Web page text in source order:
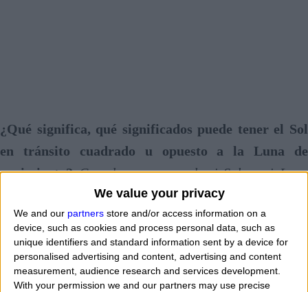
We value your privacy
We and our partners store and/or access information on a
device, such as cookies and process personal data, such as
unique identifiers and standard information sent by a device for
personalised advertising and content, advertising and content
measurement, audience research and services development.
With your permission we and our partners may use precise
¿Qué significa, qué significados puede tener el Sol
en tránsito cuadrado u opuesto a la Luna de
nacimiento? Cuando me opuse el mi Sol a mi Luna
natal lo enfrento?Eso significa que tiene el Sol en mal
aspecto a mi Luna natal? Vamos a entender qué
mecanismos pueden ponerse en marcha con un aspecto
de género que aún pertenece a aquellos aspectos
realmente muy ligero y no ir más allá de un día. El